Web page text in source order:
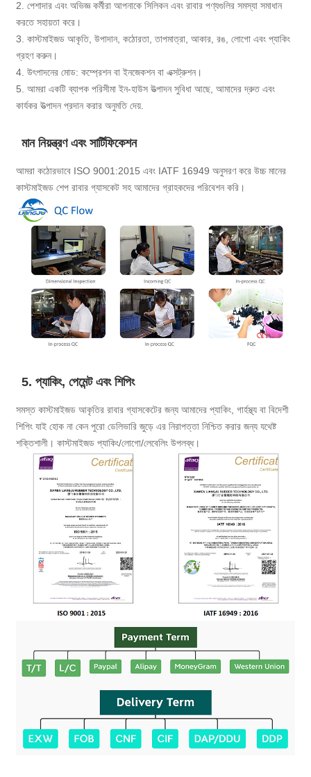
2. পেশাদার এবং অভিজ্ঞ কর্মীরা আপনাকে সিলিকন এবং রাবার পণ্যগুলির সমস্যা সমাধান
করতে সহায়তা করে।
3. কাস্টমাইজড আকৃতি, উপাদান, কঠোরতা, তাপমাত্রা, আকার, রঙ, লোগো এবং প্যাকিং
গ্রহণ করুন।
4. উৎপাদনের মোড: কম্প্রেশন বা ইনজেকশন বা এক্সট্রুশন।
5. আমরা একটি ব্যাপক পরিসীমা ইন-হাউস উত্পাদন সুবিধা আছে, আমাদের দ্রুত এবং
কার্যকর উত্পাদন প্রদান করার অনুমতি দেয়.
মান নিয়ন্ত্রণ এবং সার্টিফিকেশন
আমরা কঠোরভাবে ISO 9001:2015 এবং IATF 16949 অনুসরণ করে উচ্চ মানের
কাস্টমাইজড শেপ রাবার গ্যাসকেট সহ আমাদের গ্রাহকদের পরিবেশন করি।
5. প্যাকিং, পেমেন্ট এবং শিপিং
সমস্ত কাস্টমাইজড আকৃতির রাবার গ্যাসকেটের জন্য আমাদের প্যাকিং, গার্হস্থ্য বা বিদেশী
শিপিং যাই হোক না কেন পুরো ডেলিভারি জুড়ে এর নিরাপত্তা নিশ্চিত করার জন্য যথেষ্ট
শক্তিশালী। কাস্টমাইজড প্যাকিং/লোগো/লেবেলিং উপলব্ধ।